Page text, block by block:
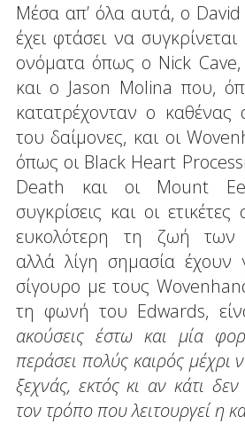
Μέσα απ’ όλα αυτά, ο
έχει φτάσει να
ονόματα όπως ο Nick
και ο Jason Molina που,
κατατρέχονταν ο καθένας
του δαίμονες, και οι
όπως οι Black Heart
Death και οι Mount
συγκρίσεις και οι
ευκολότερη τη ζωή των
αλλά λίγη σημασία έχουν
σίγουρο με τους
τη φωνή του Edwards,
ακούσεις έστω και μία
περάσει πολύς καιρός μέχρι
ξεχνάς, εκτός κι αν κάτι
τον τρόπο που λειτουργεί η